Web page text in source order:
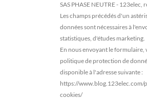
SAS PHASE NEUTRE -
Les champs précédés d'un
données sont nécessaires à
statistiques, d'études marketing.
En nous envoyant le formulaire,
politique de protection de
disponible à l'adresse suivante :
https://
cookies/